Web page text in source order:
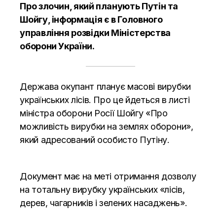
Про злочин, який планують Путін та
Шойгу, інформація є в Головного
управління розвідки Міністерства
оборони України.
Держава окупант планує масові вирубки
українських лісів. Про це йдеться в листі
міністра оборони Росії Шойгу «Про
можливість вирубки на землях оборони»,
який адресований особисто Путіну.
Документ має на меті отримання дозволу
на тотальну вирубку українських «лісів,
дерев, чагарників і зелених насаджень».